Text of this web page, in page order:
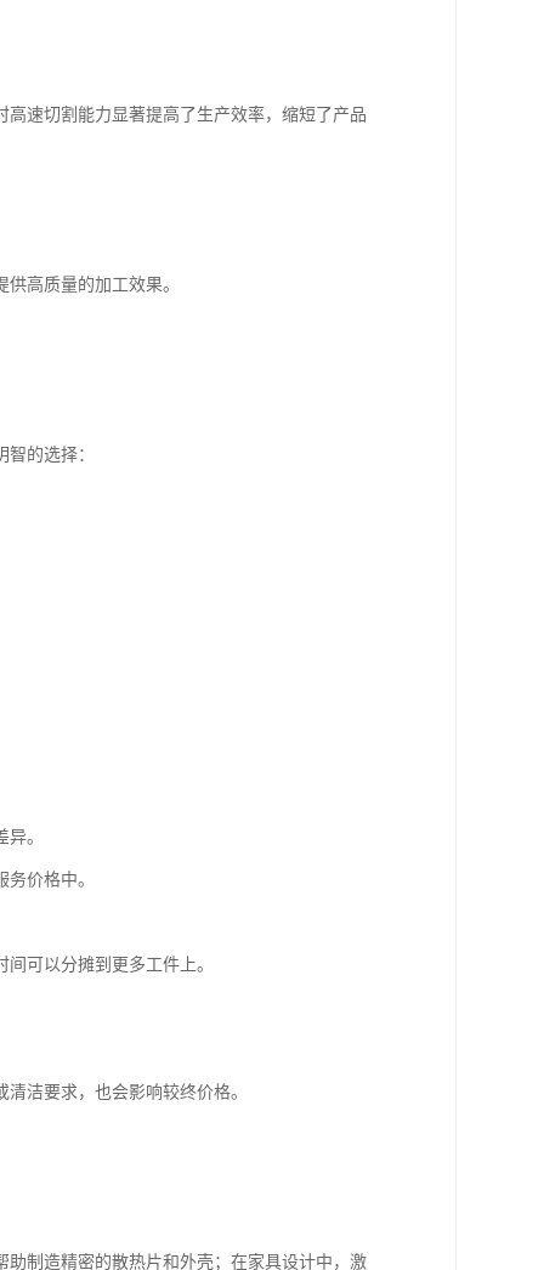
速切割能力显著提高了生产效率，缩短了产品
高质量的加工效果。
的选择：
。
价格中。
可以分摊到更多工件上。
洁要求，也会影响较终价格。
制造精密的散热片和外壳；在家具设计中，激